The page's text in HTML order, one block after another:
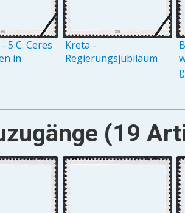
5 C. Ceres
in
Kreta -
Regierungsjubiläum
(19